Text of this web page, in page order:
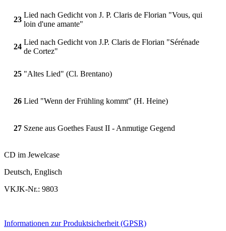
23
Lied nach Gedicht von J. P. Claris de Florian "Vous, qui
loin d'une amante"
24
Lied nach Gedicht von J.P. Claris de Florian "Sérénade
de Cortez"
25 "Altes Lied" (Cl. Brentano)
26 Lied "Wenn der Frühling kommt" (H. Heine)
27 Szene aus Goethes Faust II - Anmutige Gegend
CD im Jewelcase
Deutsch, Englisch
VKJK-Nr.: 9803
Informationen zur Produktsicherheit (GPSR)